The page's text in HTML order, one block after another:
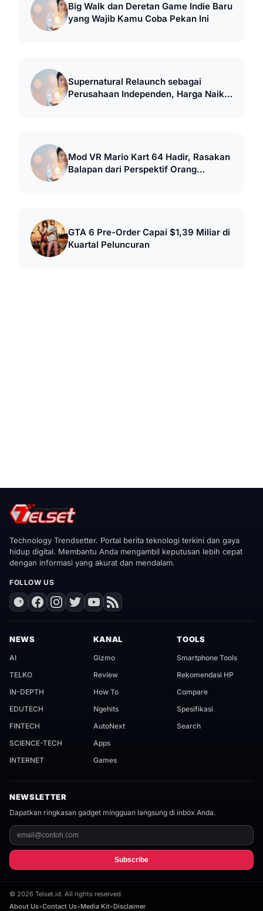
Big Walk dan Deretan Game Indie Baru
yang Wajib Kamu Coba Pekan Ini
Supernatural Relaunch sebagai
Perusahaan Independen, Harga Naik
Mod VR Mario Kart 64 Hadir, Rasakan
Balapan dari Perspektif Orang
GTA 6 Pre-Order Capai $1,39 Miliar di
Kuartal Peluncuran
Technology Trendsetter. Portal berita teknologi terkini dan gaya
hidup digital. Membantu Anda mengambil keputusan lebih cepat
dengan informasi yang akurat dan mendalam.
FOLLOW US
NEWS
AI
TELKO
IN-DEPTH
EDUTECH
FINTECH
SCIENCE-TECH
INTERNET
KANAL
Gizmo
Review
How To
Ngehits
AutoNext
Apps
Games
TOOLS
Smartphone Tools
Rekomendasi HP
Compare
Spesifikasi
Search
NEWSLETTER
Dapatkan ringkasan gadget mingguan langsung di inbox Anda.
Subscribe
© 2026 Telset.id. All rights reserved.
About Us•Contact Us•Media Kit•Disclaimer